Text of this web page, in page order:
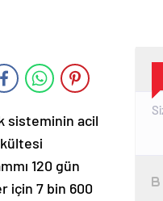
sisteminin acil
120 gün
için 7 bin 600